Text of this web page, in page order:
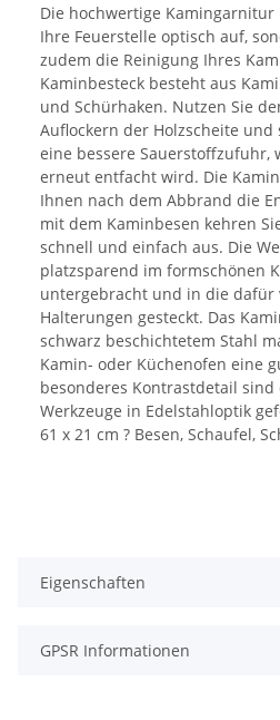
Die hochwertige
Ihre Feuerstelle optisch auf,
zudem die Reinigung Ihres
Kaminbesteck besteht aus
und Schürhaken. Nutzen Sie
Auflockern der Holzscheite
eine bessere Sauerstoffzufuhr,
erneut entfacht wird. Die
Ihnen nach dem Abbrand die
mit dem Kaminbesen kehren
schnell und einfach aus. Die
platzsparend im formschönen
untergebracht und in die dafür
Halterungen gesteckt. Das
schwarz beschichtetem Stahl
Kamin- oder Küchenofen eine
besonderes Kontrastdetail
Werkzeuge in Edelstahloptik
61 x 21 cm ? Besen, Schaufel,
Eigenschaften
GPSR Informationen